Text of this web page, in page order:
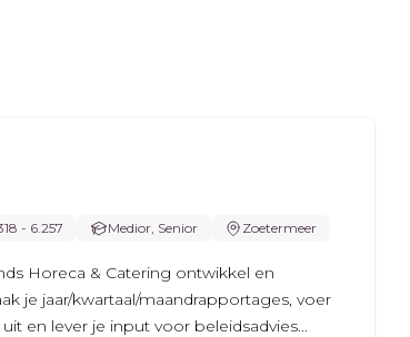
- 6.257 Medior, Senior Zoetermeer
Horeca & Catering ontwikkel en
je jaar/kwartaal/maandrapportages, voer
en lever je input voor beleidsadvies...